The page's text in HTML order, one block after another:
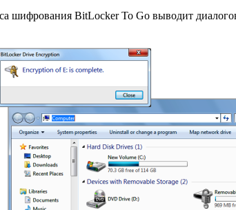
шифрования BitLocker To Go выводит